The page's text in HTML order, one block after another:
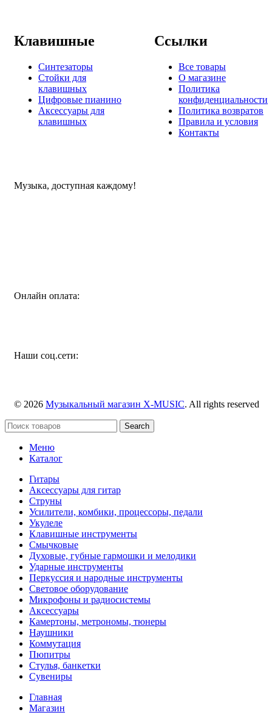
Клавишные
Синтезаторы
Стойки для
клавишных
Цифровые пианино
Аксессуары для
клавишных
Ссылки
Все товары
О магазине
Политика
конфиденциальности
Политика возвратов
Правила и условия
Контакты
Музыка, доступная каждому!
Онлайн оплата:
Наши соц.сети:
© 2026 Музыкальный магазин X-MUSIC. All rights reserved
Search
Меню
Каталог
Гитары
Аксессуары для гитар
Струны
Усилители, комбики, процессоры, педали
Укулеле
Клавишные инструменты
Смычковые
Духовые, губные гармошки и мелодики
Ударные инструменты
Перкуссия и народные инструменты
Световое оборудование
Микрофоны и радиосистемы
Аксессуары
Камертоны, метрономы, тюнеры
Наушники
Коммутация
Пюпитры
Стулья, банкетки
Сувениры
Главная
Магазин